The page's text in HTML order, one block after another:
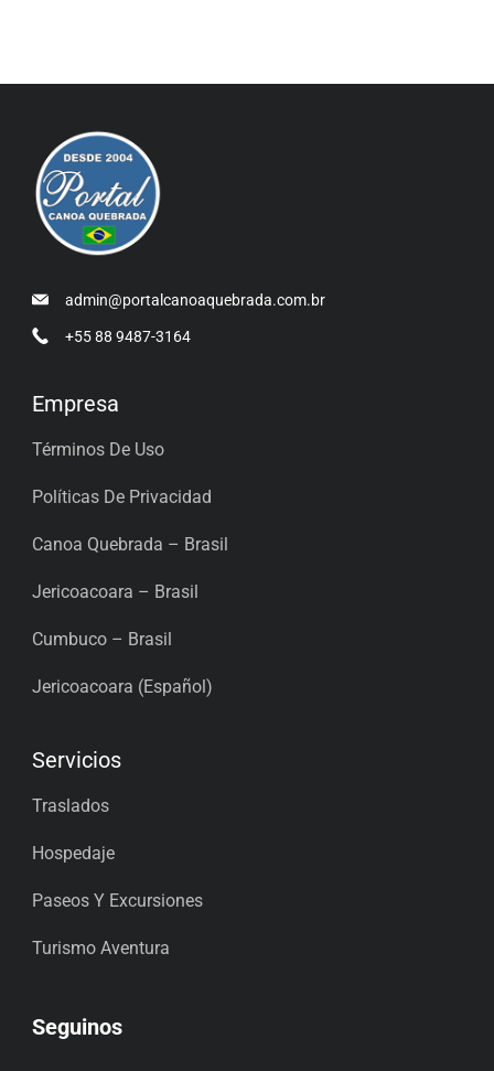
admin@portalcanoaquebrada.com.br
+55 88 9487-3164
Empresa
Términos De Uso
Políticas De Privacidad
Canoa Quebrada – Brasil
Jericoacoara – Brasil
Cumbuco – Brasil
Jericoacoara (Español)
Servicios
Traslados
Hospedaje
Paseos Y Excursiones
Turismo Aventura
Seguinos